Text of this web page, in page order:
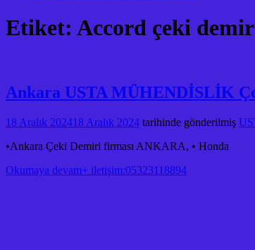
Etiket: Accord çeki
Ankara USTA MÜHENDİSLİK
18 Aralık 202418 Aralık 2024 tarihinde gönderilmiş
•Ankara Çeki Demiri firması ANKARA, • Honda
Okumaya devam+ iletişim:05323118894